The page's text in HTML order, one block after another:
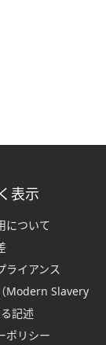
表示
について
ライアンス
Modern Slavery
記述
ポリシー